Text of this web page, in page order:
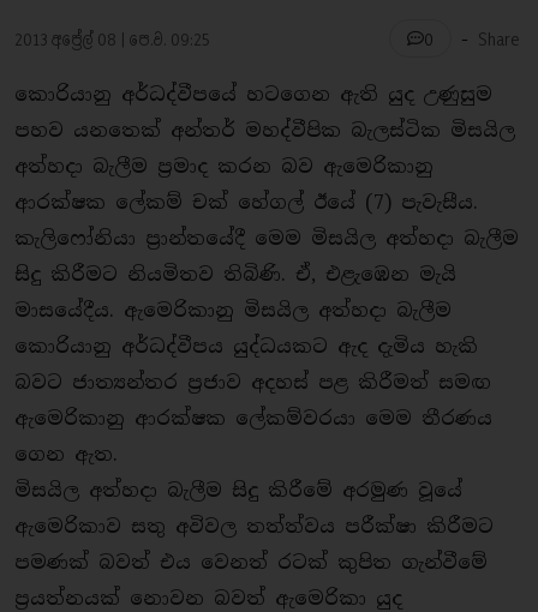
2013 අප්‍රේල් 08 | පෙ.ව. 09:25 0 - Share
කොරියානු අර්ධද්වීපයේ හටගෙන ඇති යුද උණුසුම
පහව යනතෙක් අන්තර් මහද්වීපික බැලස්ටික මිසයිල
අත්හදා බැලීම ප‍්‍රමාද කරන බව ඇමෙරිකානු
ආරක්ෂක ලේකම් චක් හේගල් ඊයේ (7) පැවැසීය.
කැලිෆෝනියා ප‍්‍රාන්තයේදී මෙම මිසයිල අත්හදා බැලීම
සිදු කිරීමට නියමිතව තිබිණි. ඒ, එළැඹෙන මැයි
මාසයේදීය. ඇමෙරිකානු මිසයිල අත්හදා බැලීම
කොරියානු අර්ධද්වීපය යුද්ධයකට ඇද දැමිය හැකි
බවට ජාත්‍යන්තර ප‍්‍රජාව අදහස් පළ කිරීමත් සමඟ
ඇමෙරිකානු ආරක්ෂක ලේකම්වරයා මෙම තීරණය
ගෙන ඇත.
මිසයිල අත්හදා බැලීම සිදු කිරීමේ අරමුණ වූයේ
ඇමෙරිකාව සතු අවිවල තත්ත්වය පරීක්ෂා කිරීමට
පමණක් බවත් එය වෙනත් රටක් කුපිත ගැන්වීමේ
ප‍්‍රයත්නයක් නොවන බවත් ඇමෙරිකා යුද